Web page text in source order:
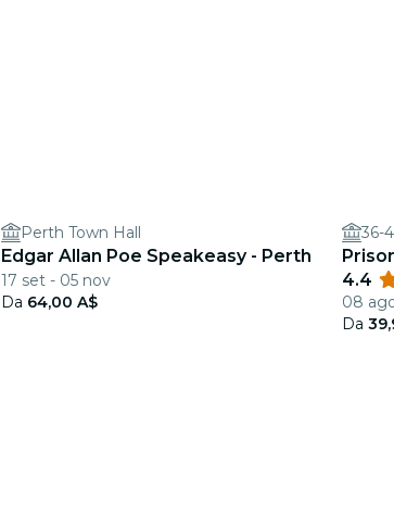
Perth Town Hall
Edgar Allan Poe Speakeasy - Perth
17 set - 05 nov
Da 64,00 A$
36-
4.4
08
Da